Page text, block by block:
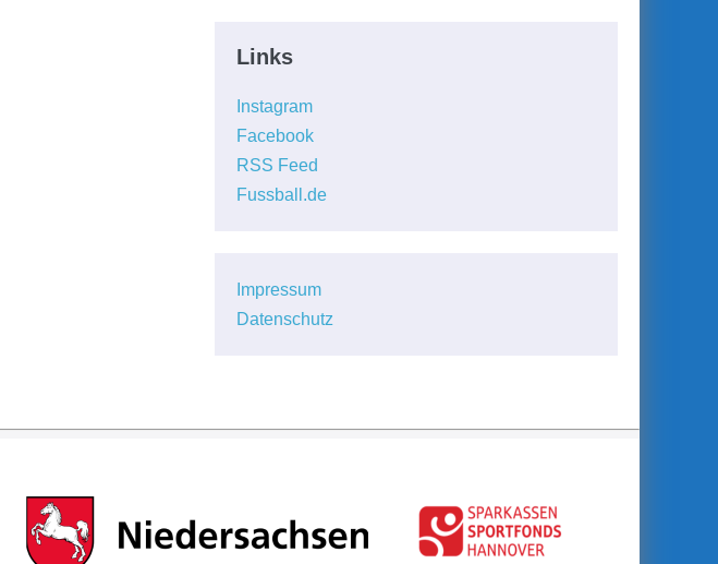
Links
Instagram
Facebook
RSS Feed
Fussball.de
Impressum
Datenschutz